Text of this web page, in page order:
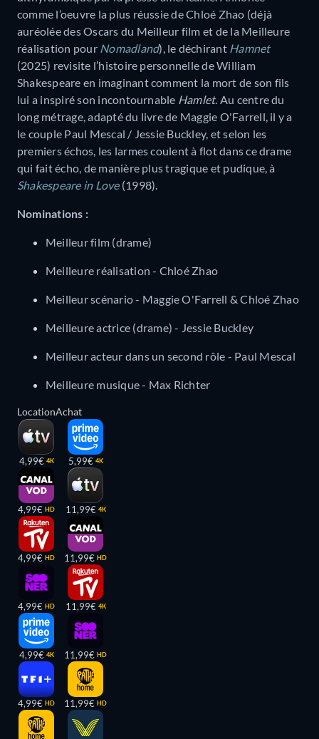
comme l’oeuvre la plus réussie de Chloé Zhao (déjà
auréolée des Oscars du Meilleur film et de la Meilleure
réalisation pour Nomadland), le déchirant Hamnet
(2025) revisite l’histoire personnelle de William
Shakespeare en imaginant comment la mort de son fils
lui a inspiré son incontournable Hamlet. Au centre du
long métrage, adapté du livre de Maggie O'Farrell, il y a
le couple Paul Mescal / Jessie Buckley, et selon les
premiers échos, les larmes coulent à flot dans ce drame
qui fait écho, de manière plus tragique et pudique, à
Shakespeare in Love(1998).
Nominations :
Meilleur film (drame)
Meilleure réalisation - Chloé Zhao
Meilleur scénario - Maggie O'Farrell & Chloé Zhao
Meilleure actrice (drame) - Jessie Buckley
Meilleur acteur dans un second rôle - Paul Mescal
Meilleure musique - Max Richter
Location
4,99€ 4K
4,99€ HD
4,99€ HD
4,99€ HD
4,99€ 4K
4,99€ HD
Achat
5,99€ 4K
11,99€ 4K
11,99€ HD
11,99€ 4K
11,99€ HD
11,99€ HD